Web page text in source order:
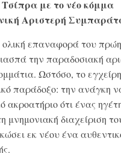
με το νέο κόμμα
Αριστερή
ολική επαναφορά του
την παραδοσιακή
. Ωστόσο, το
παράδοξο: την ανάγκη
ακροατήριο ότι ένας
μνημονιακή διαχείριση
εκ νέου ένα
.